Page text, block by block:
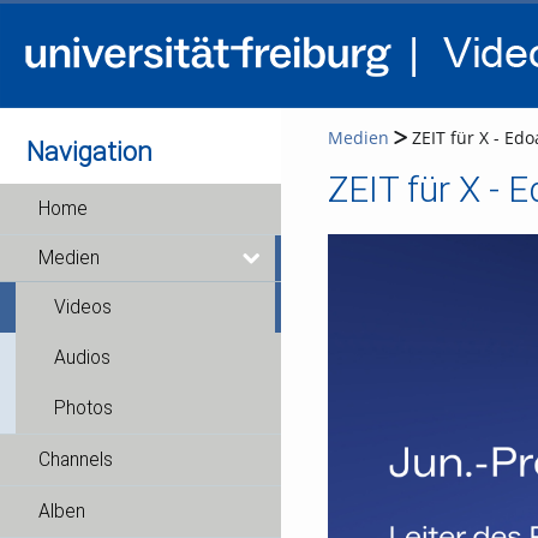
Navigation
Home
Medien
Videos
Audios
Photos
Channels
Alben
Medien ZEIT für X -
ZEIT für X -